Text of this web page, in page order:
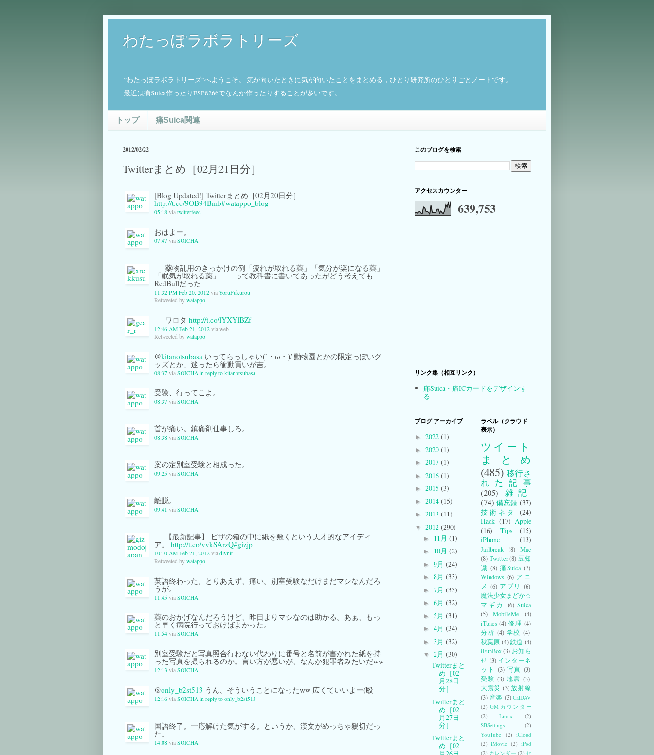
わたっぽラボラトリーズ
”わたっぽラボラトリーズ”へようこそ。 気が向いたときに気が向いたことをまとめる，ひとり研究所のひとりごとノートです。
最近は痛Suica作ったりESP8266でなんか作ったりすることが多いです。
トップ 痛Suica関連
2012/02/22
Twitterまとめ［02月21日分］
[Blog Updated!] Twitterまとめ［02月20日分］
http://t.co/9OB94Bmb#watappo_blog
05:18 via twitterfeed
おはよー。
07:47 via SOICHA
薬物乱用のきっかけの例「疲れが取れる薬」「気分が楽になる薬」
「眠気が取れる薬」 って教科書に書いてあったがどう考えても
RedBullだった
11:32 PM Feb 20, 2012 via YoruFukurou
Retweeted by watappo
ワロタ http://t.co/lYXYlBZf
12:46 AM Feb 21, 2012 via web
Retweeted by watappo
@kitanotsubasa いってらっしゃい(`・ω・)/ 動物園とかの限定っぽいグ
ッズとか、迷ったら衝動買いが吉。
08:37 via SOICHA in reply to kitanotsubasa
受験、行ってこよ。
08:37 via SOICHA
首が痛い。鎮痛剤仕事しろ。
08:38 via SOICHA
案の定別室受験と相成った。
09:25 via SOICHA
離脱。
09:41 via SOICHA
【最新記事】 ピザの箱の中に紙を敷くという天才的なアイディ
ア。 http://t.co/vvkSArzQ#gizjp
10:10 AM Feb 21, 2012 via dlvr.it
Retweeted by watappo
英語終わった。とりあえず、痛い。別室受験なだけまだマシなんだろ
うが。
11:45 via SOICHA
薬のおかげなんだろうけど、昨日よりマシなのは助かる。あぁ、もっ
と早く病院行っておけばよかった。
11:54 via SOICHA
別室受験だと写真照合行わない代わりに番号と名前が書かれた紙を持
った写真を撮られるのか。言い方が悪いが、なんか犯罪者みたいだww
12:13 via SOICHA
@only_b2st513 うん、そういうことになったww 広くていいよー(殴
12:16 via SOICHA in reply to only_b2st513
国語終了。一応解けた気がする。というか、漢文がめっちゃ親切だっ
た。
14:08 via SOICHA
このブログを検索
アクセスカウンター
639,753
リンク集（相互リンク）
痛Suica・痛ICカードをデザインす
る
ブログ アーカイブ
► 2022 (1)
► 2020 (1)
► 2017 (1)
► 2016 (1)
► 2015 (3)
► 2014 (15)
► 2013 (11)
▼ 2012 (290)
► 11月 (1)
► 10月 (2)
► 9月 (24)
► 8月 (33)
► 7月 (33)
► 6月 (32)
► 5月 (31)
► 4月 (34)
► 3月 (32)
▼ 2月 (30)
Twitterまと
め［02
月28日
分］
Twitterまと
め［02
月27日
分］
Twitterまと
め［02
ラベル（クラウド
表示）
ツイート
まとめ
(485) 移行さ
れた記事
(205)
雑記
(74) 備忘録 (37)
技術ネタ
(24)
Hack (17) Apple
(16)
Tips
(15)
iPhone
(13)
Jailbreak (8) Mac
(8) Twitter (8) 豆知
識 (8) 痛Suica (7)
Windows (6) アニ
メ (6) アプリ (6)
魔法少女まどか☆
マギカ
(6) Suica
(5)
MobileMe
(4)
iTunes (4) 修理 (4)
分析 (4) 学校 (4)
秋葉原 (4)鉄道 (4)
iFunBox (3) お知ら
せ (3) インターネ
ット (3) 写真 (3)
受験 (3) 地震 (3)
大震災 (3) 放射線
(3) 音楽 (3) CalDAV
(2) GMカウンター
(2)
Linux
(2)
SBSettings
(2)
YouTube (2) iCloud
(2) iMovie (2) iPod
(2) カレンダー (2) セ